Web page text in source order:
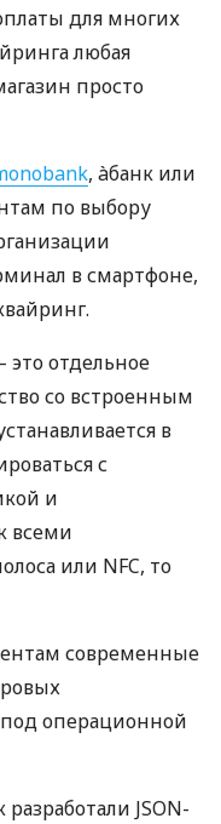
для многих
любая
просто
, àбанк или
по выбору
в смартфоне,
отдельное
со встроенным
в
с
и
всеми
или NFC, то
современные
операционной
JSON-